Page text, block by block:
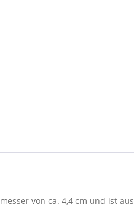
von ca. 4,4 cm und ist aus